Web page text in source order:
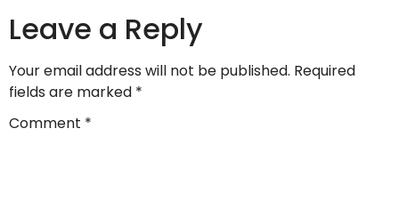
Leave a Reply
Your email address will not be published. Required
fields are marked *
Comment *